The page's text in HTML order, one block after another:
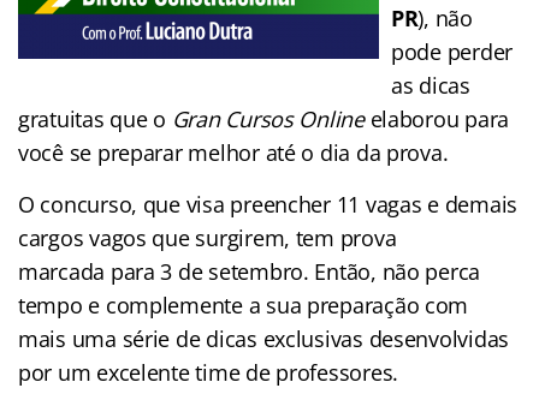
PR), não
pode perder
as dicas
gratuitas que o Gran Cursos Onlineelaborou para
você se preparar melhor até o dia da prova.
O concurso, que visa preencher 11 vagas e demais
cargos vagos que surgirem, tem prova
marcada para 3 de setembro. Então, não perca
tempo e complemente a sua preparação com
mais uma série de dicas exclusivas desenvolvidas
por um excelente time de professores.